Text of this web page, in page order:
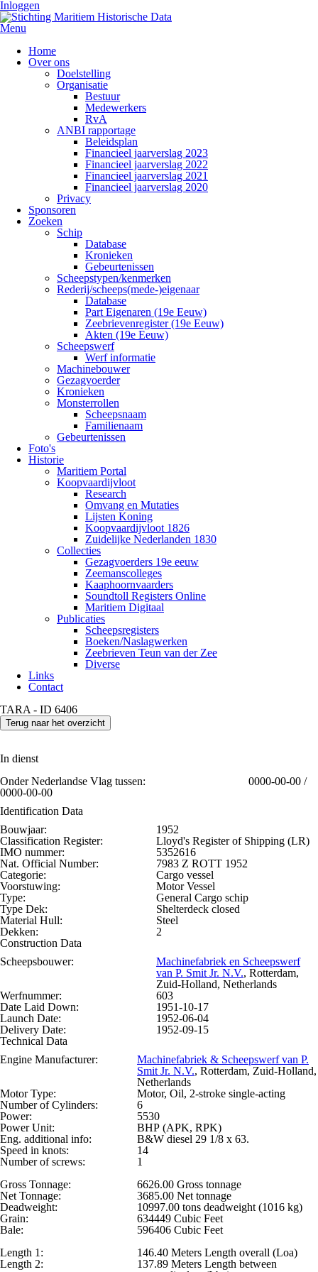
Inloggen
Menu
Home
Over ons
Doelstelling
Organisatie
Bestuur
Medewerkers
RvA
ANBI rapportage
Beleidsplan
Financieel jaarverslag 2023
Financieel jaarverslag 2022
Financieel jaarverslag 2021
Financieel jaarverslag 2020
Privacy
Sponsoren
Zoeken
Schip
Database
Kronieken
Gebeurtenissen
Scheepstypen/kenmerken
Rederij/scheeps(mede-)eigenaar
Database
Part Eigenaren (19e Eeuw)
Zeebrievenregister (19e Eeuw)
Akten (19e Eeuw)
Scheepswerf
Werf informatie
Machinebouwer
Gezagvoerder
Kronieken
Monsterrollen
Scheepsnaam
Familienaam
Gebeurtenissen
Foto's
Historie
Maritiem Portal
Koopvaardijvloot
Research
Omvang en Mutaties
Lijsten Koning
Koopvaardijvloot 1826
Zuidelijke Nederlanden 1830
Collecties
Gezagvoerders 19e eeuw
Zeemanscolleges
Kaaphoornvaarders
Soundtoll Registers Online
Maritiem Digitaal
Publicaties
Scheepsregisters
Boeken/Naslagwerken
Zeebrieven Teun van der Zee
Diverse
Links
Contact
TARA - ID 6406
Terug naar het overzicht
In dienst
Onder Nederlandse Vlag tussen:
0000-00-00 /
0000-00-00
Identification Data
Bouwjaar:
1952
Classification Register:
Lloyd's Register of Shipping (LR)
IMO nummer:
5352616
Nat. Official Number:
7983 Z ROTT 1952
Categorie:
Cargo vessel
Voorstuwing:
Motor Vessel
Type:
General Cargo schip
Type Dek:
Shelterdeck closed
Material Hull:
Steel
Dekken:
2
Construction Data
Scheepsbouwer:
Machinefabriek en Scheepswerf
van P. Smit Jr. N.V., Rotterdam,
Zuid-Holland, Netherlands
Werfnummer:
603
Date Laid Down:
1951-10-17
Launch Date:
1952-06-04
Delivery Date:
1952-09-15
Technical Data
Engine Manufacturer:
Machinefabriek & Scheepswerf van P.
Smit Jr. N.V., Rotterdam, Zuid-Holland,
Netherlands
Motor Type:
Motor, Oil, 2-stroke single-acting
Number of Cylinders:
6
Power:
5530
Power Unit:
BHP (APK, RPK)
Eng. additional info:
B&W diesel 29 1/8 x 63.
Speed in knots:
14
Number of screws:
1
Gross Tonnage:
6626.00 Gross tonnage
Net Tonnage:
3685.00 Net tonnage
Deadweight:
10997.00 tons deadweight (1016 kg)
Grain:
634449 Cubic Feet
Bale:
596406 Cubic Feet
Length 1:
146.40 Meters Length overall (Loa)
Length 2:
137.89 Meters Length between